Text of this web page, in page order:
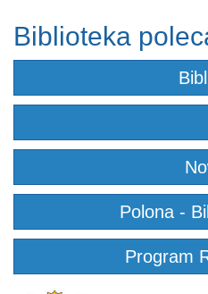
Biblioteka
Polona -
Program